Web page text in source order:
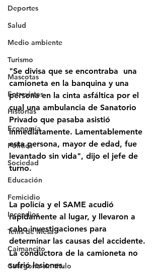
Deportes
Salud
Medio ambiente
Turismo
Mascotas
Entrevistas
Historias
Economía
Politica
Sociedad
Educación
Femicidio
Incendios
Tenis de Mesa
Caimancito
Categoría sin título
"Se divisa que se encontraba  una
camioneta en la banquina y una
persona en la cinta asfáltica por el
cual una ambulancia de Sanatorio
Privado que pasaba asistió
inmediatamente. Lamentablemente
esta persona, mayor de edad, fue
levantado sin vida", dijo el jefe de
turno.
La policía y el SAME acudió
rápidamente al lugar, y llevaron a
cabo investigaciones para
determinar las causas del accidente.
La conductora de la camioneta no
sufrió lesiones.